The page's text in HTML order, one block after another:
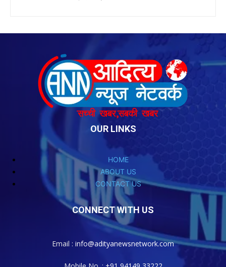
OUR LINKS
HOME
ABOUT US
CONTACT US
CONNECT WITH US
Email : info@adityanewsnetwork.com